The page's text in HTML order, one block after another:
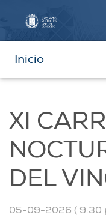
Inicio
XI
DEL
05-09-2026 ( 9:30